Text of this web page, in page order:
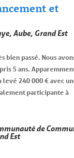
et
Aube, Grand Est
bien passé. Nous
5 ans.
levé 240 000 € avec
participante à
de
Est